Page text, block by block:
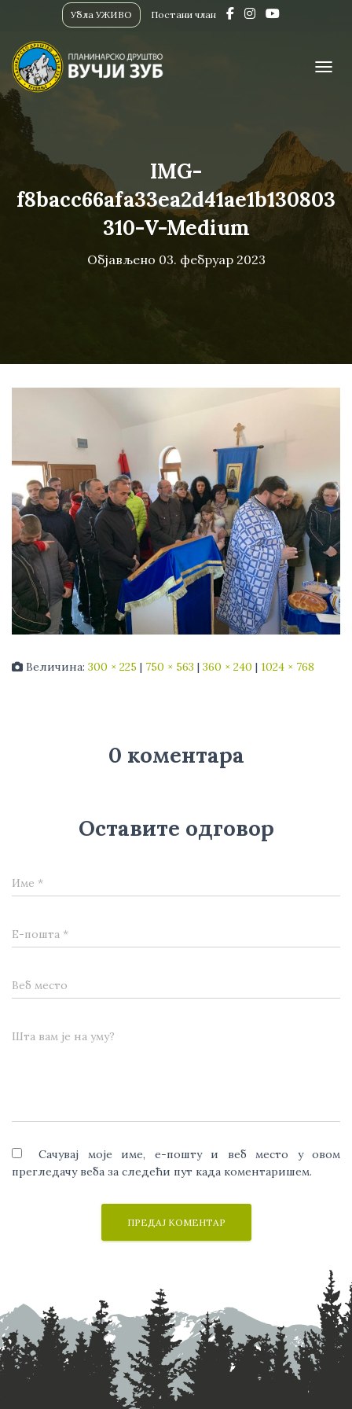
Убла УЖИВО Постани члан
IMG-
f8bacc66afa33ea2d41ae1b130803
310-V-Medium
Објављено 03. фебруар 2023
Величина: 300 × 225 | 750 × 563 | 360 × 240 | 1024 × 768
0 коментара
Оставите одговор
Име *
Е-пошта *
Веб место
Шта вам је на уму?
Сачувај моје име, е-пошту и веб место у овом
прегледачу веба за следећи пут када коментаришем.